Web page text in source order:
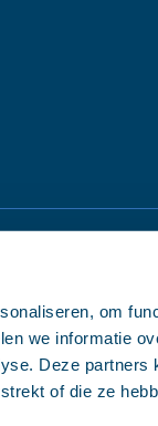
om
we informatie
Deze partners
of die ze